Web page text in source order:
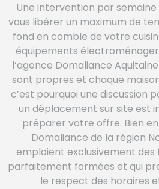
Une intervention par
vous libérer un maximum de
fond en comble de votre
équipements
l’agence Domaliance
sont propres et chaque
c’est pourquoi une discussion
un déplacement sur site est
préparer votre offre. Bien
Domaliance de la région
emploient exclusivement
parfaitement formées et qui
le respect des horaires